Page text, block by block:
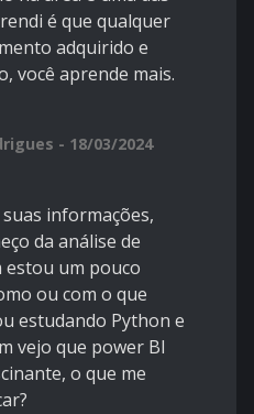
é que qualquer
adquirido e
você aprende mais.
- 18/03/2024
informações,
da análise de
estou um pouco
ou com o que
estudando Python e
vejo que power BI
o que me